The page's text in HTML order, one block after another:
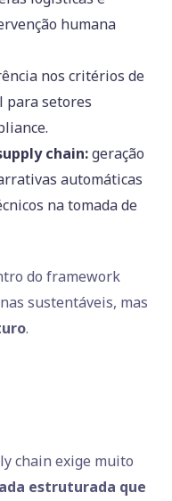
humana
nos critérios de
para setores
chain:geração
automáticas
na tomada de
do framework
sustentáveis, mas
.
chain exige muito
estruturada que